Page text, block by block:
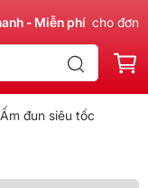
- Miễn phí cho đơn
đun siêu tốc